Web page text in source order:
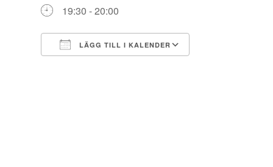
19:30 - 20:00
LÄGG TILL I KALENDER